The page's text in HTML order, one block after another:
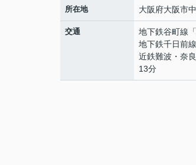
所在地 大阪府大阪市
交通 地下鉄谷町線 「
地下鉄千日前線
近鉄難波・奈
13分